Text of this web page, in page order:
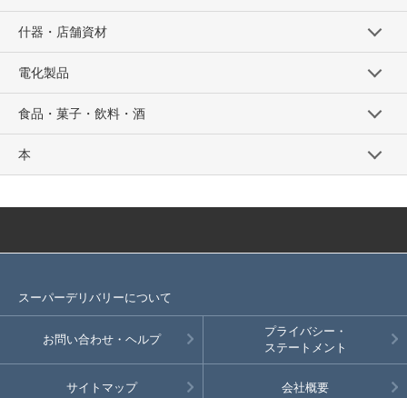
什器・店舗資材
電化製品
食品・菓子・飲料・酒
本
スーパーデリバリーについて
お問い合わせ・ヘルプ
プライバシー・
ステートメント
サイトマップ 会社概要